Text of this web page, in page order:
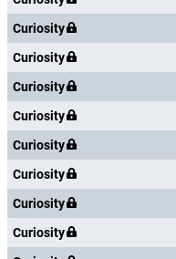
Curiosity
Curiosity
Curiosity
Curiosity
Curiosity
Curiosity
Curiosity
Curiosity